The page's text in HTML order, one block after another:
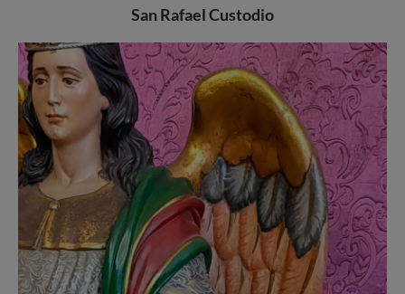
San Rafael Custodio